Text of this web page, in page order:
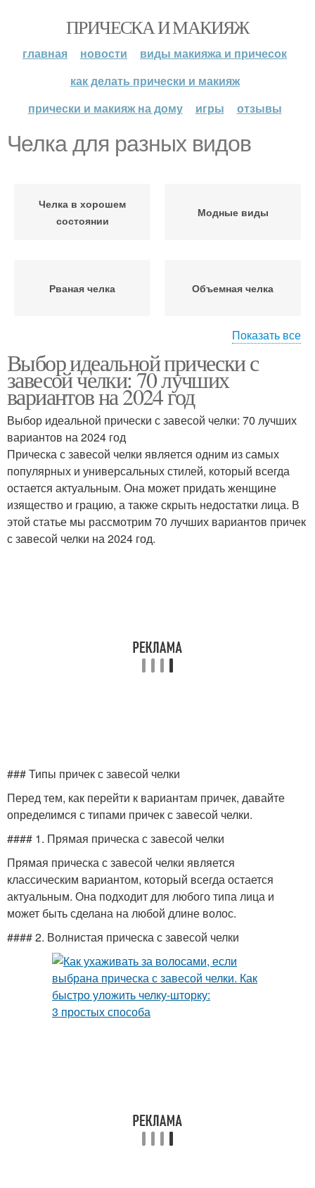
ПРИЧЕСКА И МАКИЯЖ
главная новости
виды макияжа и причесок
как делать прически и макияж
прически и макияж на дому
игры отзывы
Челка для разных видов
Челка в хорошем
состоянии
Модные виды
Рваная челка Объемная челка
Асимметричная челка Короткая челка
Удлиненная челка
Челка для овального
лица
Челка для
прямоугольного лица
Показать все
Выбор идеальной прически с
завесой челки: 70 лучших
вариантов на 2024 год
Выбор идеальной прически с завесой челки: 70 лучших
вариантов на 2024 год
Прическа с завесой челки является одним из самых
популярных и универсальных стилей, который всегда
остается актуальным. Она может придать женщине
изящество и грацию, а также скрыть недостатки лица. В
этой статье мы рассмотрим 70 лучших вариантов причек
с завесой челки на 2024 год.
### Типы причек с завесой челки
Перед тем, как перейти к вариантам причек, давайте
определимся с типами причек с завесой челки.
#### 1. Прямая прическа с завесой челки
Прямая прическа с завесой челки является
классическим вариантом, который всегда остается
актуальным. Она подходит для любого типа лица и
может быть сделана на любой длине волос.
#### 2. Волнистая прическа с завесой челки